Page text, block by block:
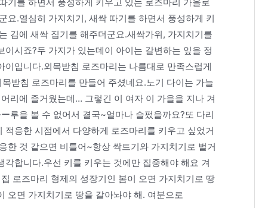
요.열심히 가지치기, 새싹 따기를 하면서 풍성하게 키
김에 새싹 집기를 해주더군요.새싹가위, 가지치기를
시죠?두 가지가 있는데이 아이는 갈변하는 잎을 정
입니다.외목받침 로즈마리는 나름대로 만족스럽게
받침 로즈마리를 만들어 주셨네요.노기 다이는 가늘
리에 즐거웠는데… 그렇긴 이 여자 이 가을을 지나 겨
루을 볼 수 없어서 결국~얼마나 슬펐을까요?또 다리
응한 시점에서 다양하게 로즈마리를 키우고 싶었거
한 것 같으면 비틀어~항상 싹트기와 가지치기로 벌거
합니다.우선 키를 키우는 것에만 집중해야 해요 겨
로즈마리 형제의 성장기인 봄이 오면 가지치기로 땅
오면 가지치기로 땅을 갈아놔야 해. 여분으로